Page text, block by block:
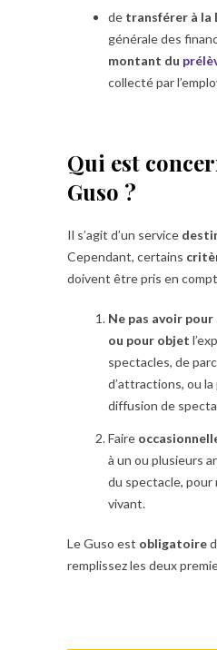
de transférer à la
générale des
montant du
collecté par
Qui est
Guso ?
Il s’agit d’un service
Cependant, certains
doivent être pris en
Ne pas avoir
ou pour objet
spectacles, de
d’attractions, ou
diffusion de
Faire
à un ou plusieurs
du spectacle, pour
vivant.
Le Guso est obligatoire
remplissez les deux